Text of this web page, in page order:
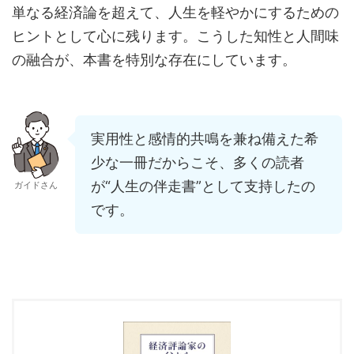
単なる経済論を超えて、人生を軽やかにするための
ヒントとして心に残ります。こうした知性と人間味
の融合が、本書を特別な存在にしています。
ガイドさん
実用性と感情的共鳴を兼ね備えた希
少な一冊だからこそ、多くの読者
が“人生の伴走書”として支持したの
です。